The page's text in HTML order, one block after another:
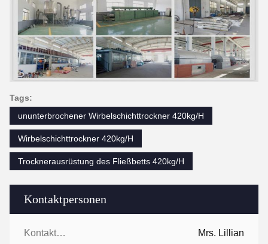
Kontaktpersonen
Kontaktpersonen: Mrs. Lillian
Tags:
ununterbrochener Wirbelschichttrockner 420kg/H
Wirbelschichttrockner 420kg/H
Trocknerausrüstung des Fließbetts 420kg/H